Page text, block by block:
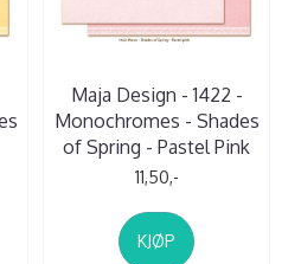
Maja Design - 1422 -
Monochromes - Shades
of Spring - Pastel Pink
11,50,-
KJØP